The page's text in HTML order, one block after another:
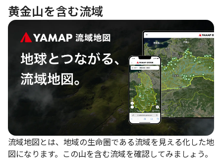
黄金山を含む流域
流域地図とは、地域の生命圏である流域を見える化した地
図になります。この山を含む流域を確認してみましょう。